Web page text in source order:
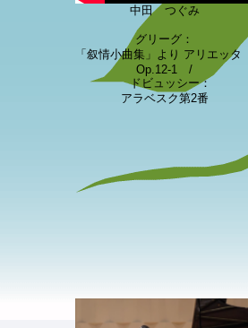
中田 つぐみ
グリーグ：
「叙情小曲集」より アリエッタ
Op.12-1 /
ドビュッシー：
アラベスク第2番